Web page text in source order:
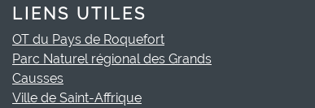
LIENS UTILES
OT du Pays de Roquefort
Parc Naturel régional des Grands
Causses
Ville de Saint-Affrique